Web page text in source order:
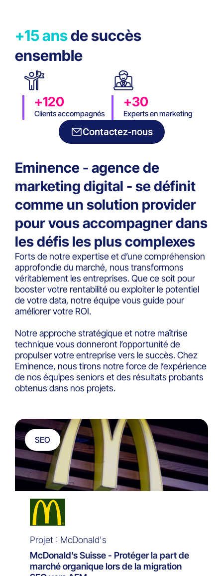
+15 ansde succès
ensemble
+120
Clients accompagnés
+30
Experts en marketing
Contactez-nous
Eminence - agence de
marketing digital - se définit
comme un solution provider
pour vous accompagner dans
les défis les plus complexes
Forts de notre expertise et d’une compréhension
approfondie du marché, nous transformons
véritablement les entreprises. Que ce soit pour
booster votre rentabilité ou exploiter le potentiel
de votre data, notre équipe vous guide pour
améliorer votre ROI.
Notre approche stratégique et notre maîtrise
technique vous donneront l’opportunité de
propulser votre entreprise vers le succès. Chez
Eminence, nous tirons notre force de l’expérience
de nos équipes seniors et des résultats probants
obtenus dans nos projets.
SEO
Projet : McDonald's
McDonald’s Suisse - Protéger la part de
marché organique lors de la migration